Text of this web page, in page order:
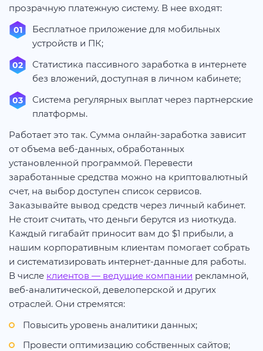
прозрачную платежную систему. В нее входят:
Бесплатное приложение для мобильных
устройств и ПК;
Статистика пассивного заработка в интернете
без вложений, доступная в личном кабинете;
Система регулярных выплат через партнерские
платформы.
Работает это так. Сумма онлайн-заработка зависит
от объема веб-данных, обработанных
установленной программой. Перевести
заработанные средства можно на криптовалютный
счет, на выбор доступен список сервисов.
Заказывайте вывод средств через личный кабинет.
Не стоит считать, что деньги берутся из ниоткуда.
Каждый гигабайт приносит вам до $1 прибыли, а
нашим корпоративным клиентам помогает собрать
и систематизировать интернет-данные для работы.
В числе клиентов — ведущие компании рекламной,
веб-аналитической, девелоперской и других
отраслей. Они стремятся:
Повысить уровень аналитики данных;
Провести оптимизацию собственных сайтов;